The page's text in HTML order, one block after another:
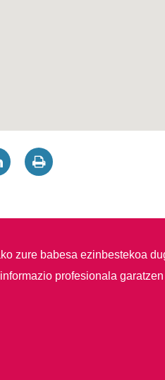
zure babesa ezinbestekoa
profesionala garatzen